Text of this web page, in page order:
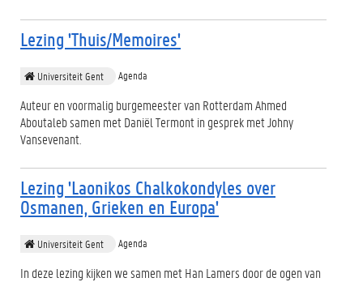
Lezing 'Thuis/Memoires'
Universiteit Gent Agenda
Auteur en voormalig burgemeester van Rotterdam Ahmed
Aboutaleb samen met Daniël Termont in gesprek met Johny
Vansevenant.
Lezing 'Laonikos Chalkokondyles over
Osmanen, Grieken en Europa'
Universiteit Gent Agenda
In deze lezing kijken we samen met Han Lamers door de ogen van